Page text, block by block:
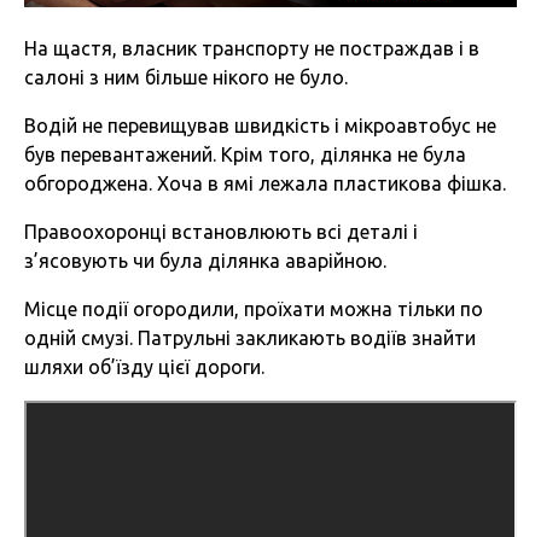
На щастя, власник транспорту не постраждав і в
салоні з ним більше нікого не було.
Водій не перевищував швидкість і мікроавтобус не
був перевантажений. Крім того, ділянка не була
обгороджена. Хоча в ямі лежала пластикова фішка.
Правоохоронці встановлюють всі деталі і
з’ясовують чи була ділянка аварійною.
Місце події огородили, проїхати можна тільки по
одній смузі. Патрульні закликають водіїв знайти
шляхи об’їзду цієї дороги.